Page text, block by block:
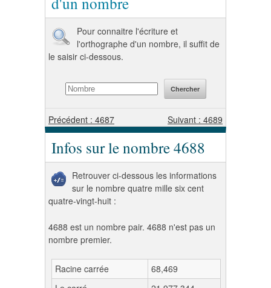
Pour connaitre l'écriture et
l'orthographe d'un nombre, il suffit de
le saisir ci-dessous.
Précédent : 4687 Suivant : 4689
Infos sur le nombre 4688
Retrouver ci-dessous les informations
sur le nombre quatre mille six cent
quatre-vingt-huit :
4688 est un nombre pair. 4688 n'est pas un
nombre premier.
Racine carrée
68,469